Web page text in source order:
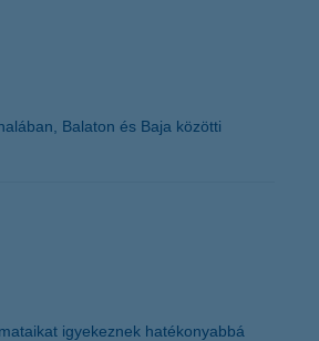
Balaton és Baja közötti
igyekeznek hatékonyabbá